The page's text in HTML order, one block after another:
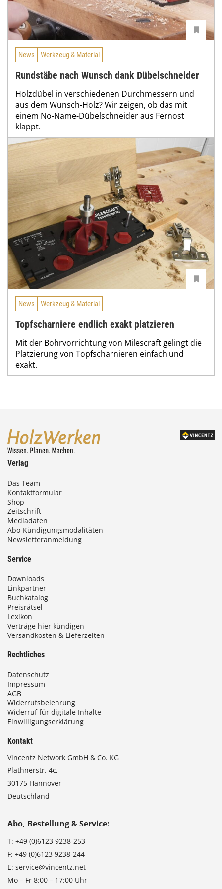
News Werkzeug & Material
Rundstäbe nach Wunsch dank Dübelschneider
Holzdübel in verschiedenen Durchmessern und
aus dem Wunsch-Holz? Wir zeigen, ob das mit
einem No-Name-Dübelschneider aus Fernost
klappt.
News Werkzeug & Material
Topfscharniere endlich exakt platzieren
Mit der Bohrvorrichtung von Milescraft gelingt die
Platzierung von Topfscharnieren einfach und
exakt.
Verlag
Das Team
Kontaktformular
Shop
Zeitschrift
Mediadaten
Abo-Kündigungsmodalitäten
Newsletteranmeldung
Service
Downloads
Linkpartner
Buchkatalog
Preisrätsel
Lexikon
Verträge hier kündigen
Versandkosten & Lieferzeiten
Rechtliches
Datenschutz
Impressum
AGB
Widerrufsbelehrung
Widerruf für digitale Inhalte
Einwilligungserklärung
Kontakt
Vincentz Network GmbH & Co. KG
Plathnerstr. 4c,
30175 Hannover
Deutschland
Abo, Bestellung & Service:
T: +49 (0)6123 9238-253
F: +49 (0)6123 9238-244
E: service@vincentz.net
Mo – Fr 8:00 – 17:00 Uhr